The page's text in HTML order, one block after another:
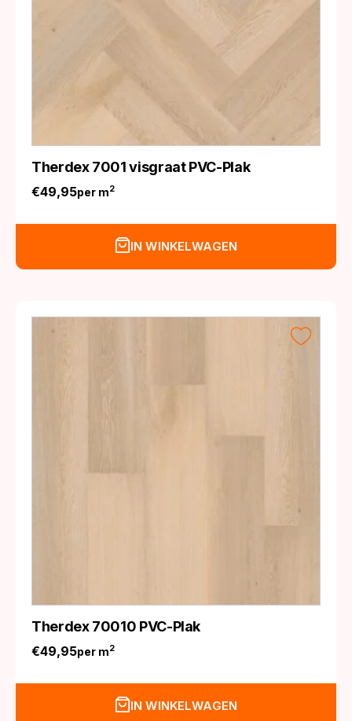
Therdex 7001 visgraat PVC-Plak
€49,95per m2
IN WINKELWAGEN
Therdex 70010 PVC-Plak
€49,95per m2
IN WINKELWAGEN